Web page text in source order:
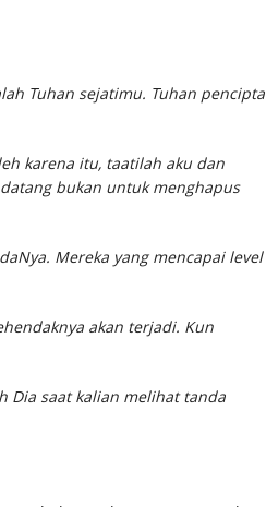
Tuhan sejatimu. Tuhan pencipta
bukan untuk menghapus
Mereka yang mencapai level
akan terjadi. Kun
Dia saat kalian melihat tanda